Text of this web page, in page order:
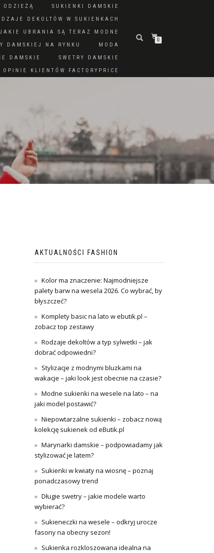
ODZIEŻĄ
SUKIENKI DAMSKIE
DEKOLTÓW W SUKIENKACH
JAKIE UBRANIA SĄ TERAZ MODNE
DAMSKIEJ NA RYNKU
MODA
DAMSKIE
SWETRY DAMSKIE
OPINIE KLIENTÓW FACTORYPRICE
0
AKTUALNOŚCI FASHION
Kolor ma znaczenie: Najmodniejsze
palety barw na wesela 2026. Co wybrać, by
błyszczeć?
Komplety basic na lato w ebutik.pl –
zobacz top zestawy
Rodzaje dekoltów a typ sylwetki – jak
dobrać odpowiedni?
Stylizacje z modnymi bluzkami na
wakacje – jaki look jest obecnie na czasie?
Modne sukienki na wesele na lato – na
jaki model postawić?
Niepowtarzalne sukienki – zobacz nową
kolekcję sukienek od eButik.pl
Marynarki damskie – podpowiadamy jak
stylizować je latem?
Sukienki w kwiaty na wiosnę – poznaj
ponadczasowy trend
Długie swetry – jakie modele warto
wybierać?
Sukieneczki na wesele – odkryj urocze
fasony na obecny sezon!
Sukienka rozkloszowana idealna na